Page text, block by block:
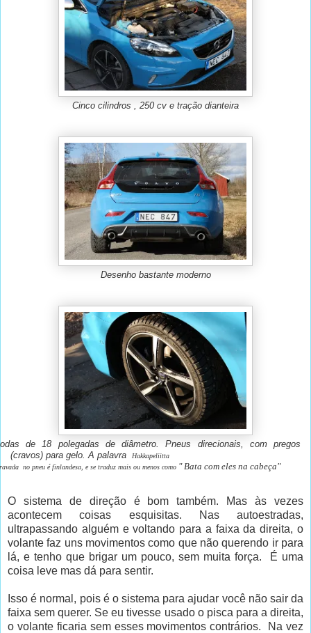
Cinco cilindros , 250 cv e tração dianteira
Desenho bastante moderno
de 18 polegadas de diâmetro. Pneus direcionais, com pregos
(cravos) para gelo. A palavra
Hakkapeliitta
no pneu é finlandesa, e se traduz mais ou menos como " Bata com eles na cabeça"
O sistema de direção é bom também. Mas às vezes
acontecem coisas esquisitas. Nas autoestradas,
ultrapassando alguém e voltando para a faixa da direita, o
volante faz uns movimentos como que não querendo ir para
lá, e tenho que brigar um pouco, sem muita força. É uma
coisa leve mas dá para sentir.
Isso é normal, pois é o sistema para ajudar você não sair da
faixa sem querer. Se eu tivesse usado o pisca para a direita,
o volante ficaria sem esses movimentos contrários. Na vez